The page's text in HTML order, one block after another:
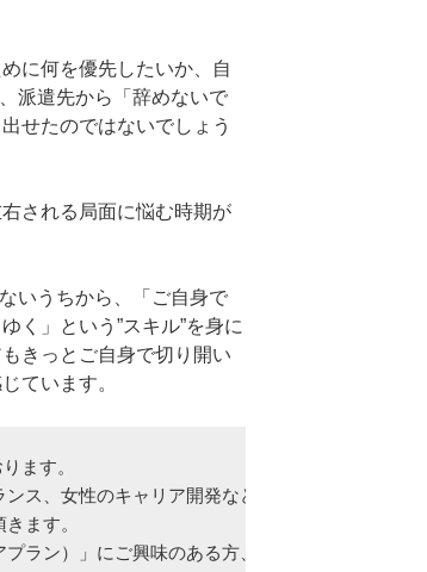
に何を優先したいか、自
派遣先から「辞めないで
せたのではないでしょう
される局面に悩む時期が
いうちから、「ご自身で
く」という”スキル”を身に
きっとご自身で切り開い
ています。
ます。
ス、女性のキャリア開発など、
ます。
ラン）」にご興味のある方、